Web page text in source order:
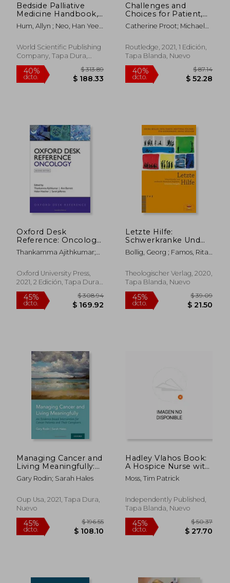
45% 45%
Bedside Palliative
Medicine Handbook,
the (Second Edition)
(en Inglés)
Hum, Allyn ; Neo, Han Yee ;
World Scientific Publishing
Company, Tapa Dura,
Nuevo
40%
dcto. $ 188.33
Challenges and
Choices for Patient,
Carer and
Professional at the
With Uncertainty (en
Inglés)
Catherine Proot; Michael
Routledge, 2021, 1 Edición,
Tapa Blanda, Nuevo
Oxford Desk
Reference: Oncology
(Oxford Desk
Reference Series) (en
Thankamma Ajithkumar;
Hatcher; Sarah Jane
Jefferies
Oxford University Press,
2021, 2 Edición, Tapa Dura,
Nuevo
Letzte Hilfe:
Schwerkranke Und
Sterbende Menschen
Begleiten. Schweizer
Herausgegeben Von
Der Reformierten
(en Alemán)
Bollig, Georg ; Famos, Rita ;
Theologischer Verlag, 2020,
Tapa Blanda, Nuevo
Managing Cancer and
Living Meaningfully:
An Evidence-Based
Intervention for
Their Caregivers (en
Inglés)
Gary Rodin; Sarah Hales
Oup Usa, 2021, Tapa Dura,
Nuevo
Hadley Vlahos Book:
A Hospice Nurse with
a Heart of Gold (en
Inglés)
Moss, Tim Patrick
Independently Published,
Tapa Blanda, Nuevo